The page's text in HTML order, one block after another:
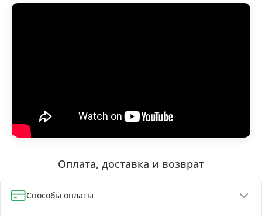
Оплата, доставка и возврат
Способы оплаты